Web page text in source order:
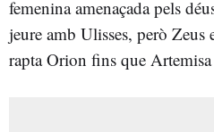
femenina amenaçada pels
jeure amb Ulisses, però Zeus
rapta Orion fins que